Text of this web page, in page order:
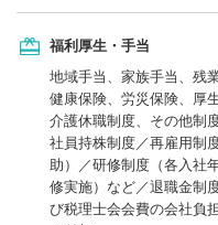
福利厚生・手当
地域手当、家族手当、残
健康保険、労災保険、厚
介護休職制度、その他制
社員持株制度／再雇用制
助）／研修制度（各入社
修実施）など／退職金制
び税理士会会費の会社負